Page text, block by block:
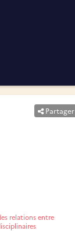
Partager
relations entre